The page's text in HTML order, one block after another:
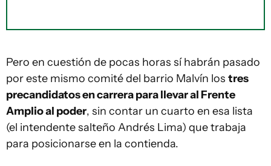
Pero en cuestión de pocas horas sí habrán pasado
por este mismo comité del barrio Malvín los tres
precandidatos en carrera para llevar al Frente
Amplio al poder, sin contar un cuarto en esa lista
(el intendente salteño Andrés Lima) que trabaja
para posicionarse en la contienda.